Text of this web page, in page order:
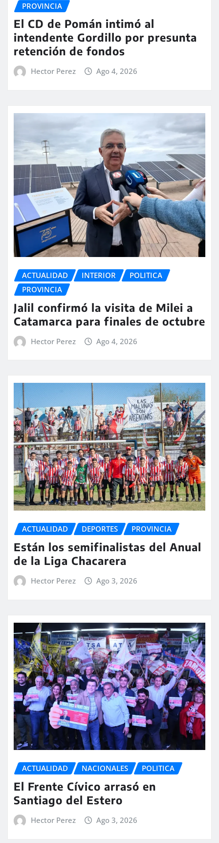
PROVINCIA
El CD de Pomán intimó al
intendente Gordillo por presunta
retención de fondos
Hector Perez Ago 4, 2026
ACTUALIDAD INTERIOR
POLITICA
PROVINCIA
Jalil confirmó la visita de Milei a
Catamarca para finales de octubre
Hector Perez Ago 4, 2026
ACTUALIDAD DEPORTES PROVINCIA
Están los semifinalistas del Anual
de la Liga Chacarera
Hector Perez Ago 3, 2026
ACTUALIDAD NACIONALES POLITICA
El Frente Cívico arrasó en
Santiago del Estero
Hector Perez Ago 3, 2026